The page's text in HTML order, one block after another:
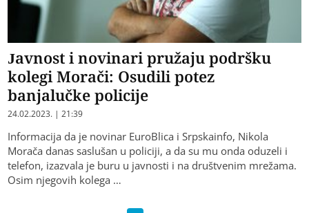
Javnost i novinari pružaju podršku
kolegi Morači: Osudili potez
banjalučke policije
24.02.2023. | 21:39
Informacija da je novinar EuroBlica i Srpskainfo, Nikola
Morača danas saslušan u policiji, a da su mu onda oduzeli i
telefon, izazvala je buru u javnosti i na društvenim mrežama.
Osim njegovih kolega …